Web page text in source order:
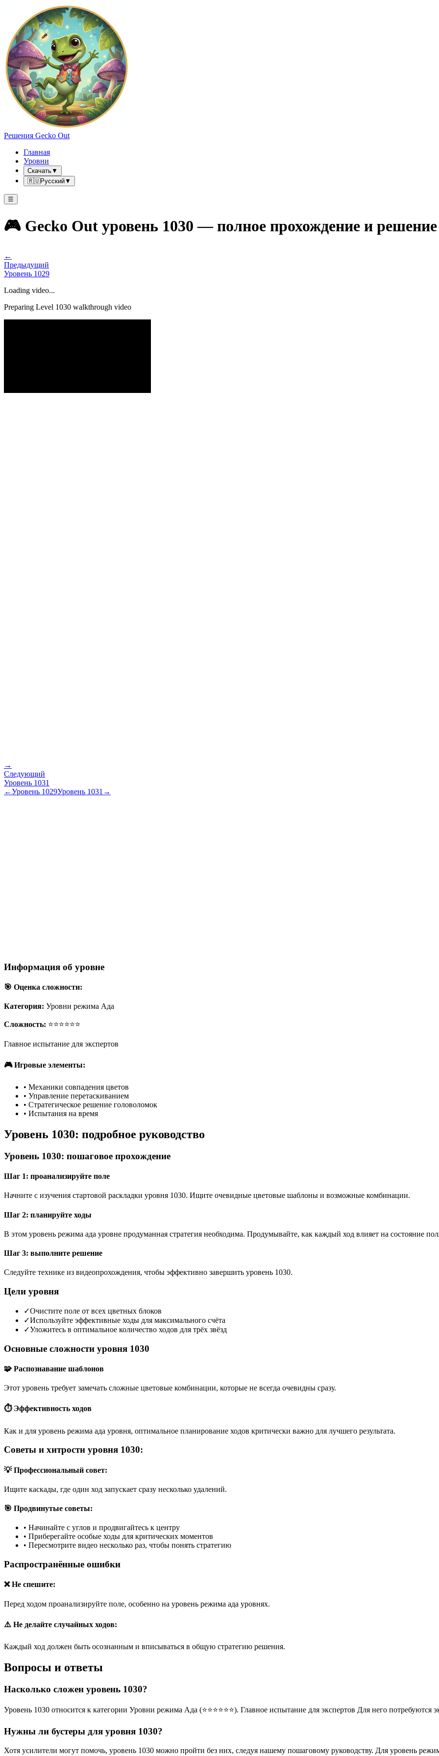
Решения Gecko Out
Главная
Уровни
Скачать▼
🇷🇺Русский▼
☰
🎮 Gecko Out уровень 1030 — полное прохождение и решение
←
Предыдущий
Уровень 1029
Loading video...
Preparing Level 1030 walkthrough video
→
Следующий
Уровень 1031
←Уровень 1029Уровень 1031 →
Информация об уровне
🎯 Оценка сложности:
Категория: Уровни режима Ада
Сложность: ⭐⭐⭐⭐⭐⭐
Главное испытание для экспертов
🎮 Игровые элементы:
• Механики совпадения цветов
• Управление перетаскиванием
• Стратегическое решение головоломок
• Испытания на время
Уровень 1030: подробное руководство
Уровень 1030: пошаговое прохождение
Шаг 1: проанализируйте поле
Начните с изучения стартовой раскладки уровня 1030. Ищите очевидные цветовые шаблоны и возможные комбинации.
Шаг 2: планируйте ходы
В этом уровень режима ада уровне продуманная стратегия необходима. Продумывайте, как каждый ход влияет на состояние
Шаг 3: выполните решение
Следуйте технике из видеопрохождения, чтобы эффективно завершить уровень 1030.
Цели уровня
✓Очистите поле от всех цветных блоков
✓Используйте эффективные ходы для максимального счёта
✓Уложитесь в оптимальное количество ходов для трёх звёзд
Основные сложности уровня 1030
🧩 Распознавание шаблонов
Этот уровень требует замечать сложные цветовые комбинации, которые не всегда очевидны сразу.
⏱️ Эффективность ходов
Как и для уровень режима ада уровня, оптимальное планирование ходов критически важно для лучшего результата.
Советы и хитрости уровня 1030:
💡 Профессиональный совет:
Ищите каскады, где один ход запускает сразу несколько удалений.
🎯 Продвинутые советы:
• Начинайте с углов и продвигайтесь к центру
• Приберегайте особые ходы для критических моментов
• Пересмотрите видео несколько раз, чтобы понять стратегию
Распространённые ошибки
❌ Не спешите:
Перед ходом проанализируйте поле, особенно на уровень режима ада уровнях.
⚠️ Не делайте случайных ходов:
Каждый ход должен быть осознанным и вписываться в общую стратегию решения.
Вопросы и ответы
Насколько сложен уровень 1030?
Уровень 1030 относится к категории Уровни режима Ада (⭐⭐⭐⭐⭐⭐). Главное испытание для экспертов Для него
Нужны ли бустеры для уровня 1030?
Хотя усилители могут помочь, уровень 1030 можно пройти без них, следуя нашему пошаговому руководству. Для уровень